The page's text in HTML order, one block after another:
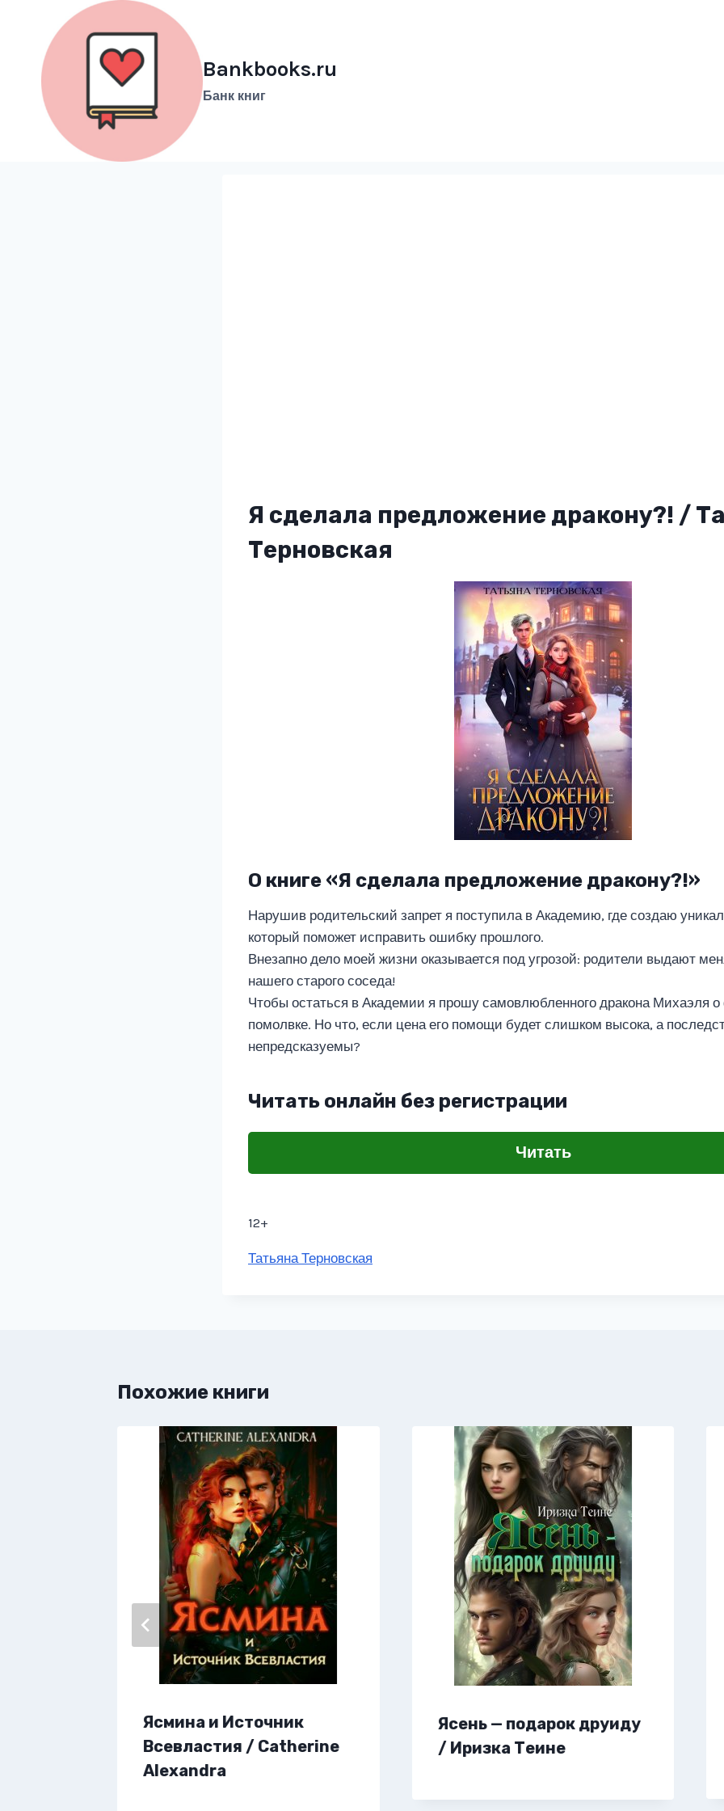
содержимому
Bankbooks.ru
Банк книг
Я сделала предложение дракону?! /
Терновская
О книге «Я сделала предложение дракону?!»
Нарушив родительский запрет я поступила в Академию, где создаю
который поможет исправить ошибку прошлого.
Внезапно дело моей жизни оказывается под угрозой: родители выдают
нашего старого соседа!
Чтобы остаться в Академии я прошу самовлюбленного дракона Михаэля
помолвке. Но что, если цена его помощи будет слишком высока, а
непредсказуемы?
Читать онлайн без регистрации
Читать
12+
Метки
Татьяна Терновская
Похожие книги
Ясмина и Источник
Всевластия / Catherine
Alexandra
Ясень — подарок друиду
/ Иризка Теине